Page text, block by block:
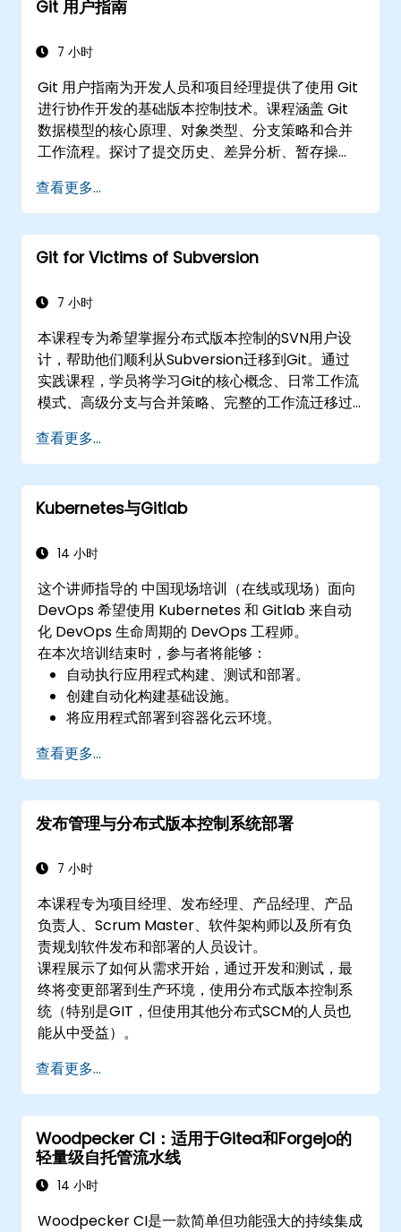
Git 用户指南
7 小时
Git 用户指南为开发人员和项目经理提供了使用 Git
进行协作开发的基础版本控制技术。课程涵盖 Git
数据模型的核心原理、对象类型、分支策略和合并
工作流程。探讨了提交历史、差异分析、暂存操
法。帮助软件团队管理版本历史、解决合并冲突，
并在协作项目中维护可追溯的代码。
查看更多...
Git for Victims of Subversion
7 小时
本课程专为希望掌握分布式版本控制的SVN用户设
计，帮助他们顺利从Subversion迁移到Git。通过
实践课程，学员将学习Git的核心概念、日常工作流
模式、高级分支与合并策略、完整的工作流迁移过
免常见陷阱，自信高效地采用现代DVCS工作流，
从而加速协作开发过程。
查看更多...
Kubernetes与Gitlab
14 小时
这个讲师指导的 中国现场培训（在线或现场）面向
DevOps 希望使用 Kubernetes 和 Gitlab 来自动
化 DevOps 生命周期的 DevOps 工程师。
在本次培训结束时，参与者将能够：
自动执行应用程式构建、测试和部署。
创建自动化构建基础设施。
将应用程式部署到容器化云环境。
查看更多...
发布管理与分布式版本控制系统部署
7 小时
本课程专为项目经理、发布经理、产品经理、产品
负责人、Scrum Master、软件架构师以及所有负
责规划软件发布和部署的人员设计。
课程展示了如何从需求开始，通过开发和测试，最
终将变更部署到生产环境，使用分布式版本控制系
统（特别是GIT，但使用其他分布式SCM的人员也
能从中受益）。
查看更多...
Woodpecker CI：适用于Gitea和Forgejo的
轻量级自托管流水线
14 小时
Woodpecker CI是一款简单但功能强大的持续集成